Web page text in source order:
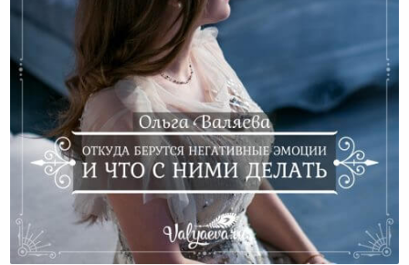
Откуда Берутся Негативные Эмоции И Что С Ними
Делать